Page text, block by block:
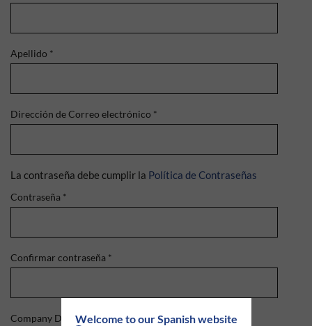
Welcome to our Spanish website
Apellido *
Dirección de Correo electrónico *
La contraseña debe cumplir la Política de Contraseñas
Contraseña *
Confirmar contraseña *
Company Domain*